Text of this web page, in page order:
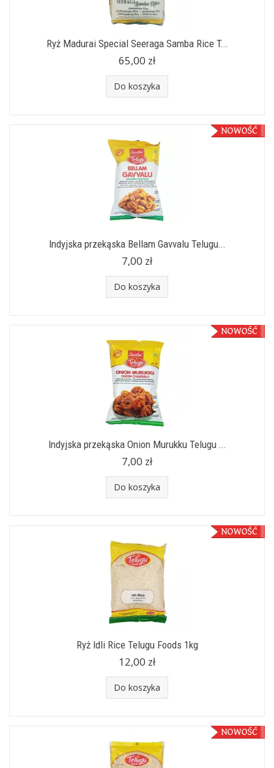
Ryż Madurai Special Seeraga Samba Rice T...
65,00 zł
Do koszyka
Indyjska przekąska Bellam Gavvalu Telugu...
7,00 zł
Do koszyka
Indyjska przekąska Onion Murukku Telugu ...
7,00 zł
Do koszyka
Ryż Idli Rice Telugu Foods 1kg
12,00 zł
Do koszyka